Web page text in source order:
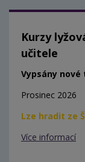
Kurzy
učitele
Vypsány
Prosinec 2026
Lze hradit ze
Více informací